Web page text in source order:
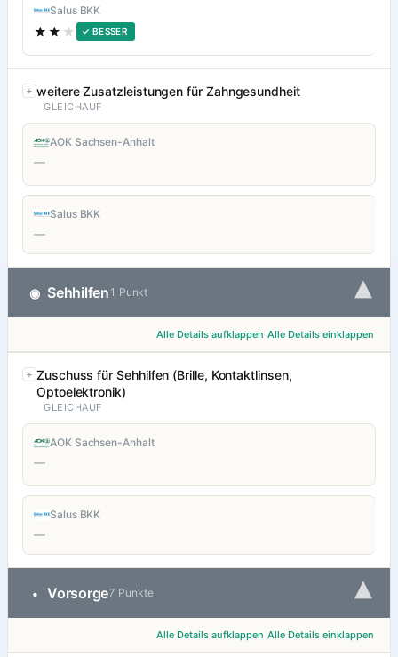
Salus BKK
★★ ★ ✓ BESSER
weitere Zusatzleistungen für Zahngesundheit
GLEICHAUF
AOK Sachsen-Anhalt
—
Salus BKK
—
◉ Sehhilfen 1 Punkt ▾
Alle Details aufklappen Alle Details einklappen
Zuschuss für Sehhilfen (Brille, Kontaktlinsen,
Optoelektronik)
GLEICHAUF
AOK Sachsen-Anhalt
—
Salus BKK
—
• Vorsorge7 Punkte ▾
Alle Details aufklappen Alle Details einklappen